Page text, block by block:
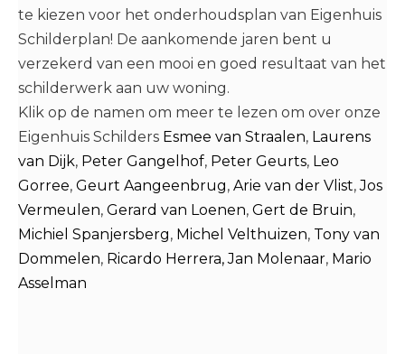
te kiezen voor het onderhoudsplan van Eigenhuis
Schilderplan! De aankomende jaren bent u
verzekerd van een mooi en goed resultaat van het
schilderwerk aan uw woning.
Klik op de namen om meer te lezen om over onze
Eigenhuis Schilders Esmee van Straalen, Laurens
van Dijk, Peter Gangelhof, Peter Geurts, Leo
Gorree, Geurt Aangeenbrug, Arie van der Vlist,Jos
Vermeulen, Gerard van Loenen, Gert de Bruin,
Michiel Spanjersberg, Michel Velthuizen, Tony van
Dommelen, Ricardo Herrera, Jan Molenaar, Mario
Asselman